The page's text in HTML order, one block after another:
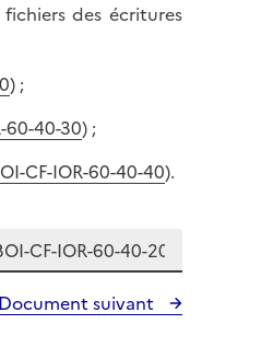
des écritures
) ;
60-40-30) ;
CF-IOR-60-40-40).
Document suivant